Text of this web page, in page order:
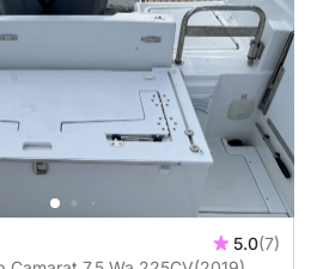
5.0(7)